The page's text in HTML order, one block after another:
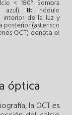
< 180°. Sombra
azul). H: nódulo
interior de la luz y
posterior (asterisco
OCT) denota el
óptica
la OCT es